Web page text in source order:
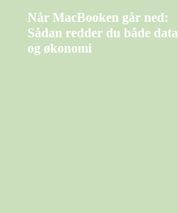
Når MacBooken går ned:
Sådan redder du både data
og økonomi